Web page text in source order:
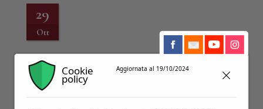
29
Ott
Cookie
policy
Aggiornata al 19/10/2024